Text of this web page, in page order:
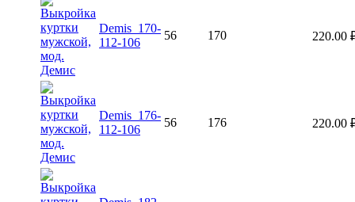
Demis_170-
112-106
56 170 220.00
Demis_176-
112-106
56 176 220.00